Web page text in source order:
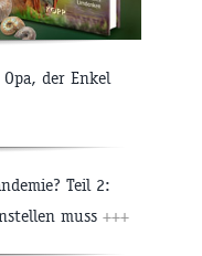
der Enkel
Teil 2:
muss +++